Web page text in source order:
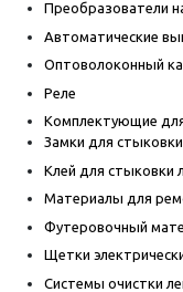
Преобразователи
Автоматические
Оптоволоконный
Реле
Комплектующие
Замки для
Клей для стыковки
Материалы для
Футеровочный
Щетки
Системы очистки